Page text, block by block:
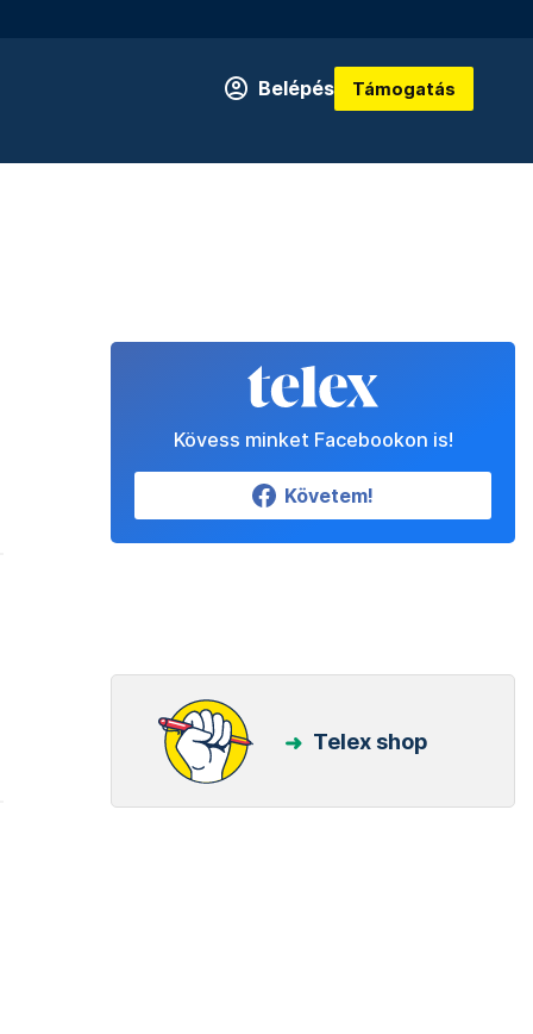
Belépés Támogatás
Kövess minket Facebookon is!
Követem!
Telex shop